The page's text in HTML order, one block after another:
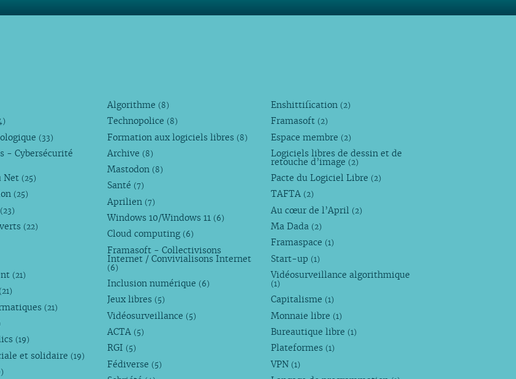
(33)
- Cybersécurité
Net (25)
(25)
(23)
(22)
(21)
(21)
(21)
(19)
et solidaire (19)
Algorithme (8)
Technopolice (8)
Formation aux logiciels libres (8)
Archive (8)
Mastodon (8)
Santé (7)
Aprilien (7)
Windows 10/Windows 11 (6)
Cloud computing (6)
Framasoft - Collectivisons
Internet / Convivialisons Internet
(6)
Inclusion numérique (6)
Jeux libres (5)
Vidéosurveillance (5)
ACTA (5)
RGI (5)
Fédiverse (5)
Enshittification (2)
Framasoft (2)
Espace membre (2)
Logiciels libres de dessin et de
retouche d’image (2)
Pacte du Logiciel Libre (2)
TAFTA (2)
Au cœur de l’April (2)
Ma Dada (2)
Framaspace (1)
Start-up (1)
Vidéosurveillance algorithmique
(1)
Capitalisme (1)
Monnaie libre (1)
Bureautique libre (1)
Plateformes (1)
VPN (1)